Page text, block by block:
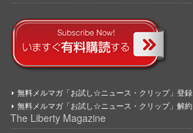
無料メルマガ「お試し☆ニュース・クリップ」登録
無料メルマガ「お試し☆ニュース・クリップ」解約
The Liberty Magazine